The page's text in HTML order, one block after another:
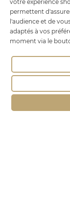
votre expérience
permettent
l'audience et de
adaptés à vos
moment via le
01100 OYONNAX
Tél. : 04 74 75 60 21